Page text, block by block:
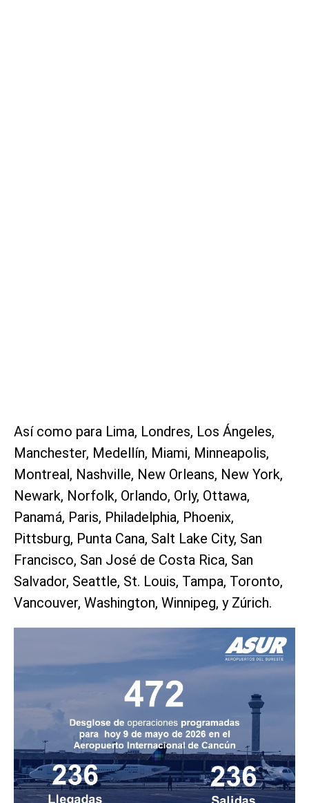
Así como para Lima, Londres, Los Ángeles,
Manchester, Medellín, Miami, Minneapolis,
Montreal, Nashville, New Orleans, New York,
Newark, Norfolk, Orlando, Orly, Ottawa,
Panamá, Paris, Philadelphia, Phoenix,
Pittsburg, Punta Cana, Salt Lake City, San
Francisco, San José de Costa Rica, San
Salvador, Seattle, St. Louis, Tampa, Toronto,
Vancouver, Washington, Winnipeg, y Zúrich.